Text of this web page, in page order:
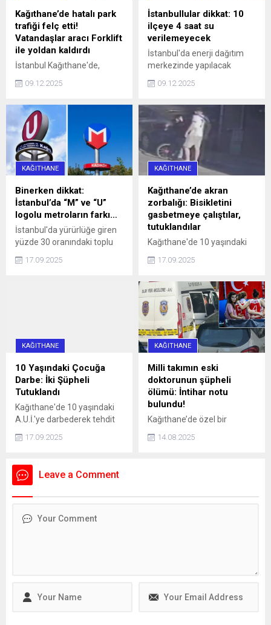
Kağıthane’de hatalı park
trafiği felç etti!
Vatandaşlar aracı Forklift
ile yoldan kaldırdı
İstanbul Kağıthane'de,
saat 16.00 sularında 34 SS
hatalı park nedeniyle
caddeyi araç trafiğine
kapattı. Araç sürücüleri ile
halk otobüsündeki
yurttaşlar, uzun bir süre
aracın sürücüsüne
ulaşmaya ...
09.12.2025
İstanbullular dikkat: 10
ilçeye 4 saat su
verilemeyecek
İstanbul'da enerji dağıtım
merkezinde yapılacak
10 ilçeye 4 saat su
09.12.2025
KAĞITHANE
Binerken dikkat:
İstanbul’da “M” ve “U”
logolu metroların farkı…
İstanbul'da yürürlüğe giren
yüzde 30 oranındaki toplu
ulaşım zammı, 'U' logolu
metrolar ve Marmaray'da
17.09.2025
KAĞITHANE
Kağıthane’de akran
zorbalığı: Bisikletini
gasbetmeye çalıştılar,
tutuklandılar
Kağıthane'de 10 yaşındaki
çocuğun bisikletini
gasbetmeye çalışan 16 ve
darbettikleri gerekçesiyle
tutuklandı.
17.09.2025
KAĞITHANE
10 Yaşındaki Çocuğa
Darbe: İki Şüpheli
Tutuklandı
Kağıthane'de 10 yaşındaki
A.U.İ.'ye darbederek tehdit
bir aracın çarpmasına neden
yaşındaki E.S. gözaltına
alındı. Şüpheliler, adliyeye
17.09.2025
KAĞITHANE
Milli takımın eski
doktorunun şüpheli
ölümü: İntihar notu
bulundu!
Kağıthane’de özel bir
olarak görev yapan doktor
intiharımı erteledim" yazılı
14.08.2025
Leave a Comment